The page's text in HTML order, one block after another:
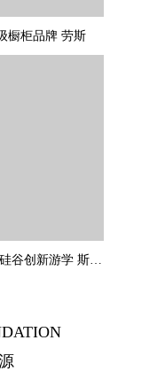
橱柜品牌 劳斯
特莱德游学带您走进未来--美国硅谷创新游学 斯坦福大学：叶教授专题